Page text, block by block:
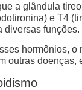
a glândula
e T4
diversas funções.
hormônios,
outras doenças,